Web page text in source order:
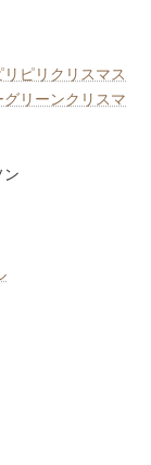
ピリクリスマス
リーンクリスマ
ン